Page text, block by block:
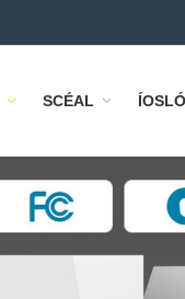
SCÉAL